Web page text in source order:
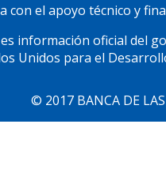
con el apoyo técnico y
información oficial del
Unidos para el
© 2017 BANCA DE